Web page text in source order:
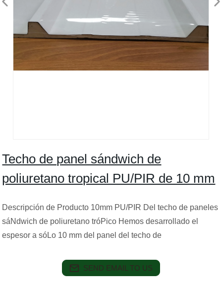
Techo de panel sándwich de
poliuretano tropical PU/PIR de 10 mm
Descripción de Producto 10mm PU/PIR Del techo de paneles
sáNdwich de poliuretano tróPico Hemos desarrollado el
espesor a sóLo 10 mm del panel del techo de
SEND EMAIL TO US